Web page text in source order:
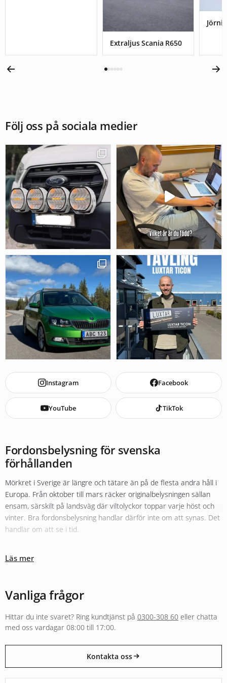
Extraljus Scania R650
Följ oss på sociala medier
Instagram Facebook
YouTube TikTok
Fordonsbelysning för svenska
förhållanden
Mörkret i Sverige är längre och tätare än på de flesta andra håll i
Europa. Från oktober till mars räcker originalbelysningen sällan
ensam, särskilt på landsväg där viltolyckor toppar varje höst och
vinter. Bra fordonsbelysning handlar därför inte om att synas. Det
handlar om att se i tid.
konvertering
för bättre färgtemperatur och räckvidd. För längre
sträckor i mörker fyller
funktion än vad originalljuset klarar, både i räckvidd och i ljusbild.
Arbetsbelysning och varningsljus följer separata regelverk och är
till varningsljus på utryckningsfordon.
E-godkänt för väg eller byggt för annan användning
Läs mer
Vanliga frågor
Hittar du inte svaret? Ring kundtjänst på 0300-308 60 eller chatta
med oss vardagar 08:00 till 17:00.
Kontakta oss